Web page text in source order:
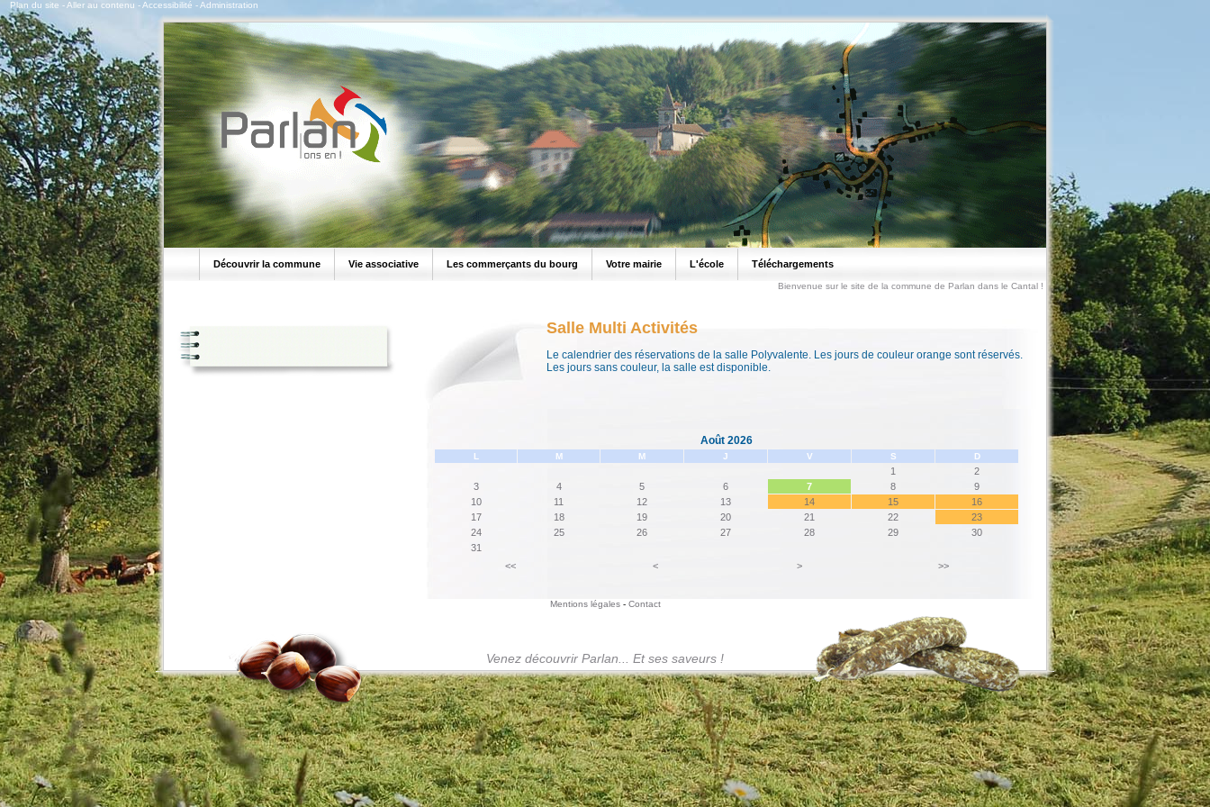
Plan du site -Aller au contenu -Accessibilité -Administration
Découvrir la commune Vie associative Les commerçants du bourg Votre mairie L'école Téléchargements
Bienvenue sur le site de la commune de Parlan dans le Cantal !
Salle Multi Activités
Le calendrier des réservations de la salle Polyvalente. Les jours de couleur orange sont réservés.
Les jours sans couleur, la salle est disponible.
Août 2026
L M M J V S D
1
2
3
4 5 6 7 8
9
10
11 12 13 14 15
16
17
18 19 20 21 22
23
24
25 26 27 28 29
30
31
<<
< > >>
Mentions légales- Contact
Venez découvrir Parlan... Et ses saveurs !